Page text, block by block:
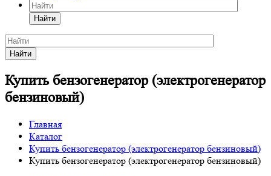
Найти
Найти
Купить бензогенератор (электрогенератор
бензиновый)
Главная
Каталог
Купить бензогенератор (электрогенератор бензиновый)
Купить бензогенератор (электрогенератор бензиновый)